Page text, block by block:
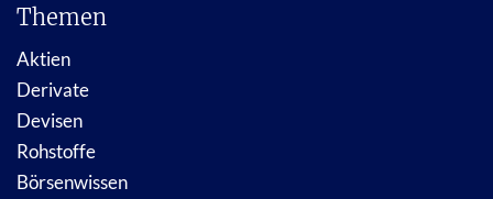
Themen
Aktien
Derivate
Devisen
Rohstoffe
Börsenwissen